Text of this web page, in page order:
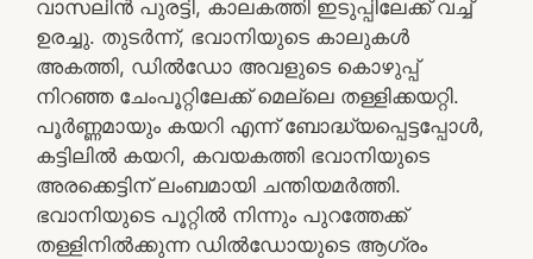
വാസലിൻ പുരട്ടി, കാലകത്തി ഇടുപ്പിലേക്ക് വച്ച്
ഉരച്ചു. തുടർന്ന്, ഭവാനിയുടെ കാലുകൾ
അകത്തി, ഡിൽഡോ അവളുടെ കൊഴുപ്പ്
നിറഞ്ഞ ചേംപൂറ്റിലേക്ക് മെല്ലെ തള്ളിക്കയറ്റി.
പൂർണ്ണമായും കയറി എന്ന് ബോദ്ധ്യപ്പെട്ടപ്പോൾ,
കട്ടിലിൽ കയറി, കവയകത്തി ഭവാനിയുടെ
അരക്കെട്ടിന് ലംബമായി ചന്തിയമർത്തി.
ഭവാനിയുടെ പൂറ്റിൽ നിന്നും പുറത്തേക്ക്
തള്ളിനിൽക്കുന്ന ഡിൽഡോയുടെ ആഗ്രം